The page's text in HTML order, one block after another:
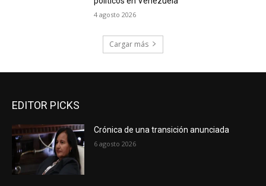
4 agosto 2026
Cargar más
EDITOR PICKS
Crónica de una transición anunciada
6 agosto 2026